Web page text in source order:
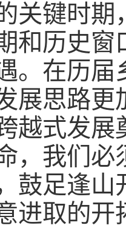
关键时期
和历史
。在历届
展思路
越式发
，我们必
鼓足逢
进取的